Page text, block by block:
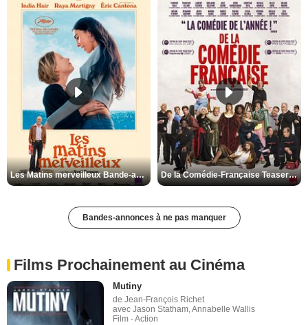
Les Matins merveilleux Bande-annonce VF De la Comédie-Française Teaser VF
Bandes-annonces à ne pas manquer
Films Prochainement au Cinéma
Mutiny
de Jean-François Richet
avec Jason Statham, Annabelle Wallis
Film - Action